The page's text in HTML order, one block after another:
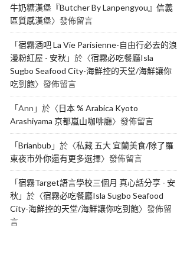
牛奶糖漢堡『Butcher By Lanpengyou』信義
區質感漢堡〉發佈留言
「宿霧酒吧 La Vie Parisienne-自由行必去的浪
漫粉紅屋 - 安秋 」於〈宿霧必吃餐廳Isla
Sugbo Seafood City-海鮮控的天堂/海鮮讓你
吃到飽〉發佈留言
「Ann 」於〈日本 % Arabica Kyoto
Arashiyama 京都嵐山咖啡廳〉發佈留言
「Brianbub 」於〈私藏 五大 宜蘭美食/除了羅
東夜市外你還有更多選擇〉發佈留言
「宿霧Target語言學校三個月 真心話分享 - 安
秋 」於〈宿霧必吃餐廳Isla Sugbo Seafood
City-海鮮控的天堂/海鮮讓你吃到飽〉發佈留
言